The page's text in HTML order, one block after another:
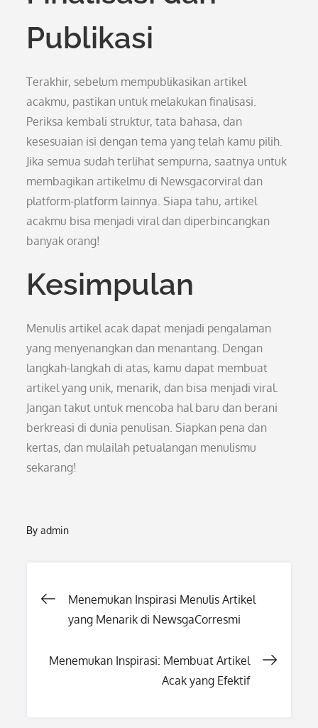
Publikasi
Terakhir, sebelum mempublikasikan artikel
acakmu, pastikan untuk melakukan finalisasi.
Periksa kembali struktur, tata bahasa, dan
kesesuaian isi dengan tema yang telah kamu pilih.
Jika semua sudah terlihat sempurna, saatnya untuk
membagikan artikelmu di Newsgacorviral dan
platform-platform lainnya. Siapa tahu, artikel
acakmu bisa menjadi viral dan diperbincangkan
banyak orang!
Kesimpulan
Menulis artikel acak dapat menjadi pengalaman
yang menyenangkan dan menantang. Dengan
langkah-langkah di atas, kamu dapat membuat
artikel yang unik, menarik, dan bisa menjadi viral.
Jangan takut untuk mencoba hal baru dan berani
berkreasi di dunia penulisan. Siapkan pena dan
kertas, dan mulailah petualangan menulismu
sekarang!
Byadmin
Post
Menemukan Inspirasi Menulis Artikel
yang Menarik di NewsgaCorresmi
Menemukan Inspirasi: Membuat Artikel
Acak yang Efektif